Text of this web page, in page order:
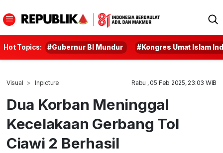
Hot Topics: #Gubernur BI Mundur #Kongres Umat Islam
Visual Inpicture Rabu , 05 Feb 2025, 23:03 WIB
Dua Korban Meninggal
Kecelakaan Gerbang Tol
Ciawi 2 Berhasil